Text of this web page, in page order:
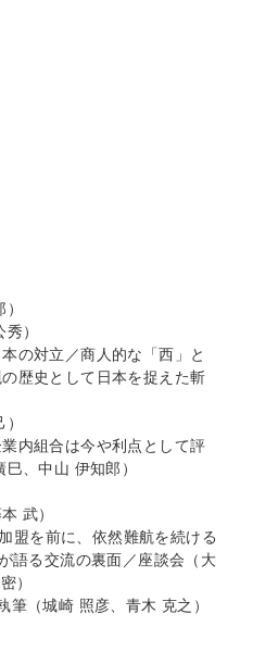
）
の対立／商人的な「西」と
歴史として日本を捉えた斬
内組合は今や利点として評
、中山 伊知郎）
武）
盟を前に、依然難航を続ける
語る交流の裏面／座談会（大
）
筆（城崎 照彦、青木 克之）